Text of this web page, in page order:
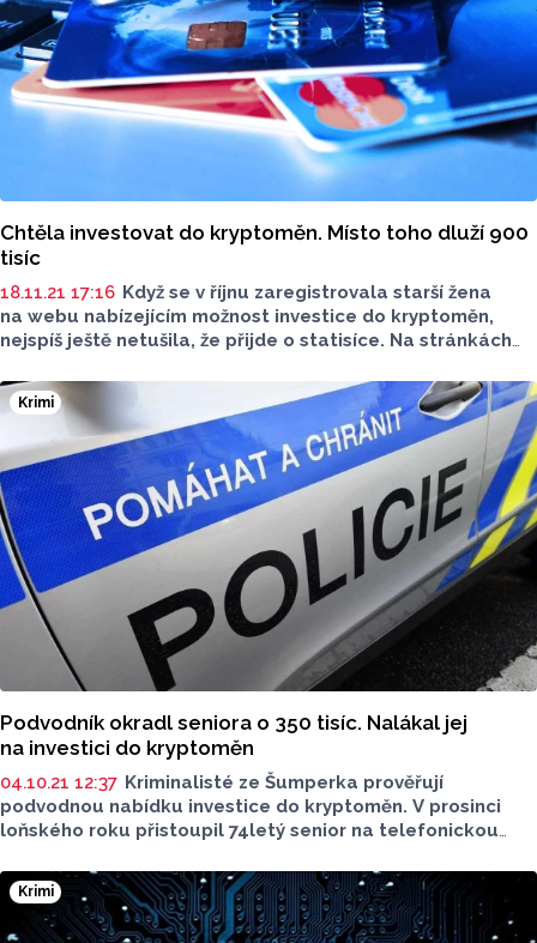
Chtěla investovat do kryptoměn. Místo toho dluží 900
tisíc
18.11.21 17:16 Když se v říjnu zaregistrovala starší žena
na webu nabízejícím možnost investice do kryptoměn,
nejspíš ještě netušila, že přijde o statisíce. Na stránkách
V průběhu následujících dní komunikovala s makléřem
společnosti o možnosti zhodnocení finančních prostředků.
Krimi
Podvodník okradl seniora o 350 tisíc. Nalákal jej
na investici do kryptoměn
04.10.21 12:37 Kriminalisté ze Šumperka prověřují
podvodnou nabídku investice do kryptoměn. V prosinci
loňského roku přistoupil 74letý senior na telefonickou
aplikace umožňující vzdálený přístup do vlastního
počítače povolil podvodníkovi opakovaně přístup
do internetového bankovnictví.
Krimi